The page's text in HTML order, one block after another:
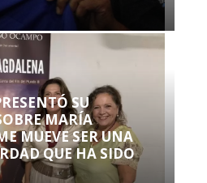
SU
MARÍA
MUEVE SER UNA
QUE HA SIDO